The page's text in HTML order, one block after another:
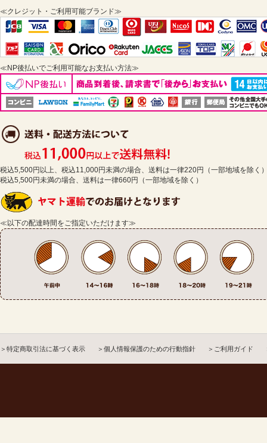
≪クレジット・ご利用可能ブランド≫
≪NP後払いでご利用可能なお支払い方法≫
税込5,500円以上、税込11,000円未満の場合、送料は一律220円（一部地域を除く
税込5,500円未満の場合、送料は一律660円（一部地域を除く）
≪以下の配達時間をご指定いただけます≫
＞特定商取引法に基づく表示 ＞個人情報保護のための行動指針 ＞ご利用ガイド